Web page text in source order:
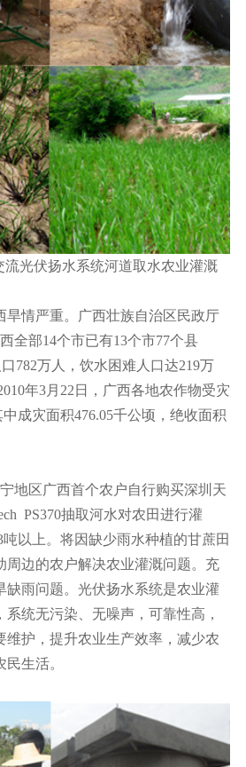
光伏扬水系统河道取水农业灌溉
旱情严重。广西壮族自治区民政厅
全部14个市已有13个市77个县
782万人，饮水困难人口达219万
年3月22日，广西各地农作物受灾
成灾面积476.05千公顷，绝收面积
地区广西首个农户自行购买深圳天
PS370抽取河水对农田进行灌
以上。将因缺少雨水种植的甘蔗田
周边的农户解决农业灌溉问题。充
缺雨问题。光伏扬水系统是农业灌
统无污染、无噪声，可靠性高，
维护，提升农业生产效率，减少农
生活。